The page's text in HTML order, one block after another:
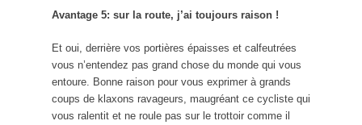
Avantage 5: sur la route, j’ai toujours raison !
Et oui, derrière vos portières épaisses et calfeutrées
vous n’entendez pas grand chose du monde qui vous
entoure. Bonne raison pour vous exprimer à grands
coups de klaxons ravageurs, maugréant ce cycliste qui
vous ralentit et ne roule pas sur le trottoir comme il